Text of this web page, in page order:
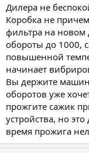
Дилера не
Коробка не
фильтра на новом
обороты до 1000,
повышенной
начинает
Вы держите
оборотов уже
прожгите сажик
устройства, но
время прожига